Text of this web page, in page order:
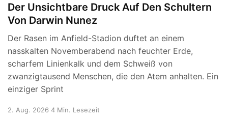
Der Unsichtbare Druck Auf Den Schultern
Von Darwin Nunez
Der Rasen im Anfield-Stadion duftet an einem
nasskalten Novemberabend nach feuchter Erde,
scharfem Linienkalk und dem Schweiß von
zwanzigtausend Menschen, die den Atem anhalten. Ein
einziger Sprint
2. Aug. 2026 4 Min. Lesezeit